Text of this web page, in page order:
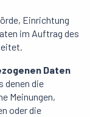
Einrichtung
im Auftrag des
Daten
denen die
Meinungen,
oder die